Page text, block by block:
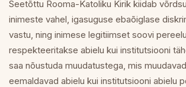
Seetõttu Rooma-Katoliku Kirik kiidab
inimeste vahel, igasuguse ebaõiglase
vastu, ning inimese legitiimset soovi
respekteeritakse abielu kui institutsiooni
saa nõustuda muudatustega, mis
eemaldavad abielu kui institutsiooni abielu